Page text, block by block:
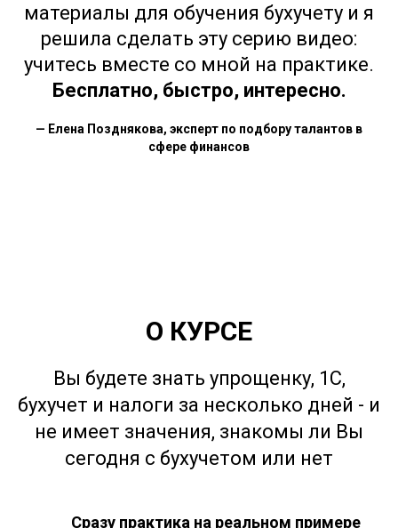
материалы для обучения бухучету и я
решила сделать эту серию видео:
учитесь вместе со мной на практике.
Бесплатно, быстро, интересно.
— Елена Позднякова, эксперт по подбору талантов в
сфере финансов
О КУРСЕ
Вы будете знать упрощенку, 1С,
бухучет и налоги за несколько дней - и
не имеет значения, знакомы ли Вы
сегодня с бухучетом или нет
Сразу практика на реальном примере